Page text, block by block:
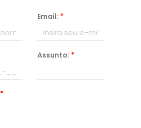
Email: *
Assunto: *
*